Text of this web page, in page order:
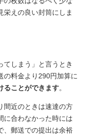
栄えの良い封筒にしま
てしまう」と言うとき
の料金より290円加算に
ることができます。
間近のときは速達の方
に合わなかった時には
、郵送での提出は余裕